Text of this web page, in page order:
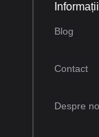
Informații
Blog
Contact
Despre